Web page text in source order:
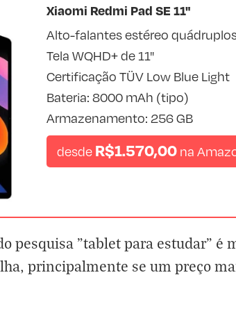
Xiaomi Redmi Pad SE 11"
Alto-falantes estéreo
Tela WQHD+ de 11"
Certificação TÜV Low Blue Light
Bateria: 8000 mAh (tipo)
Armazenamento: 256 GB
desde R$1.570,00 na
pesquisa "tablet para estudar" é
principalmente se um preço